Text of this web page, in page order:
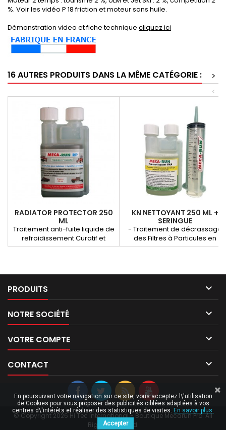
%. Voir les vidéo P 18 friction et moteur sans huile.
Démonstration video et fiche technique cliquez ici
16 AUTRES PRODUITS DANS LA MÊME CATÉGORIE :
>
<
RADIATOR PROTECTOR 250
ML
Traitement anti-fuite liquide de
refroidissement Curatif et
préventif
KN NETTOYANT 250 ML +
SERINGUE
- Traitement de décrassage
des Filtres à Particules en
mode dégradé (non
SCR adblue par l’intérieur.
PRODUITS 
NOTRE SOCIÉTÉ 
VOTRE COMPTE 
CONTACT 
© Copyright 2026 Hi Tec International - Boutique Mecarun Pro. All
Rights Reserved.
En poursuivant votre navigation sur ce site, vous acceptez l\'utilisation
de Cookies pour vous proposer des publicités ciblées adaptées à vos
centres d\'intérêts et réaliser des statistiques de visites. En savoir plus.
Accepter